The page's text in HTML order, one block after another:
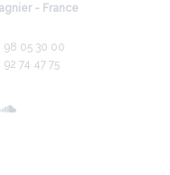
- France
98 05 30 00
92 74 47 75